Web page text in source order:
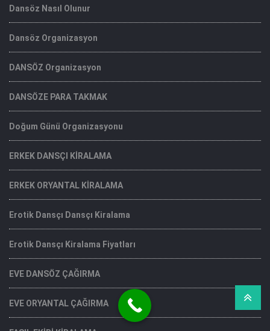
Dansöz Nasıl Olunur
Dansöz Organizasyon
DANSÖZ Organizasyon
DANSÖZE PARA TAKMAK
Doğum Günü Organizasyonu
ERKEK DANSÇI KİRALAMA
ERKEK ORYANTAL KİRALAMA
Erotik Dansçı Dansçı Kiralama
Erotik Dansçı Kiralama Fiyatları
EVE DANSÖZ ÇAĞIRMA
EVE ORYANTAL ÇAĞIRMA